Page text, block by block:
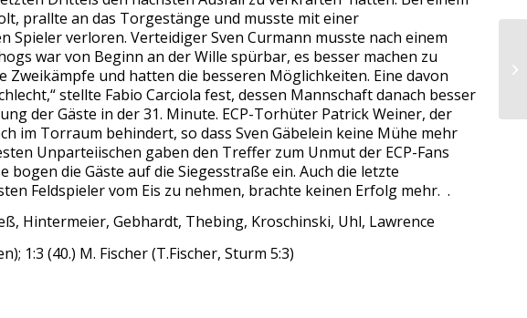
prallte an das Torgestänge und musste mit einer
verloren. Verteidiger Sven Curmann musste nach einem
war von Beginn an der Wille spürbar, es besser machen zu
Zweikämpfe und hatten die besseren Möglichkeiten. Eine davon
stellte Fabio Carciola fest, dessen Mannschaft danach besser
der Gäste in der 31. Minute. ECP-Torhüter Patrick Weiner, der
im Torraum behindert, so dass Sven Gäbelein keine Mühe mehr
Unparteiischen gaben den Treffer zum Unmut der ECP-Fans
die Gäste auf die Siegesstraße ein. Auch die letzte
Feldspieler vom Eis zu nehmen, brachte keinen Erfolg mehr. .
Hintermeier, Gebhardt, Thebing, Kroschinski, Uhl, Lawrence
1:3 (40.) M. Fischer (T.Fischer, Sturm 5:3)